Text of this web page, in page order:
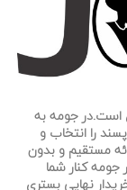
است.در جومه به
را انتخاب و
مستقیم و بدون
جومه کنار شما
نهایی بستری